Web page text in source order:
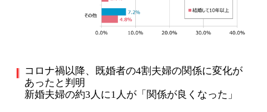
コロナ禍以降、既婚者の4割夫婦の関係に変化が
あったと判明
新婚夫婦の約3人に1人が「関係が良くなった」